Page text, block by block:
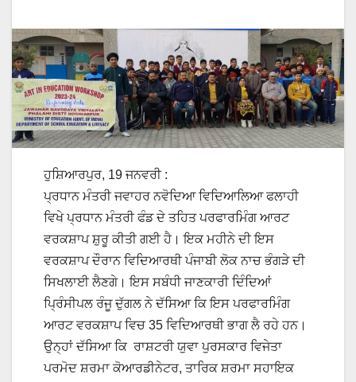
ਹੁਸ਼ਿਆਰਪੁਰ, 19 ਜਨਵਰੀ :
ਪ੍ਰਧਾਨ ਮੰਤਰੀ ਜਵਾਹਰ ਨਵੋਦਿਆ ਵਿਦਿਆਲਿਆ ਫਲਾਹੀ
ਵਿਖੇ ਪ੍ਰਧਾਨ ਮੰਤਰੀ ਫੰਡ ਦੇ ਤਹਿਤ ਪਰਫਾਰਮਿੰਗ ਆਰਟ
ਵਰਕਸ਼ਾਪ ਸ਼ੁਰੂ ਕੀਤੀ ਗਈ ਹੈ। ਇਕ ਮਹੀਨੇ ਦੀ ਇਸ
ਵਰਕਸ਼ਾਪ ਦੌਰਾਨ ਵਿਦਿਆਰਥੀ ਪੰਜਾਬੀ ਲੋਕ ਨਾਚ ਭੰਗੜੇ ਦੀ
ਸਿਖਲਾਈ ਲੈਣਗੇ। ਇਸ ਸਬੰਧੀ ਜਾਣਕਾਰੀ ਦਿੰਦਿਆਂ
ਪ੍ਰਿੰਸੀਪਲ ਰੰਜੂ ਦੁੱਗਲ ਨੇ ਦੱਸਿਆ ਕਿ ਇਸ ਪਰਫਾਰਮਿੰਗ
ਆਰਟ ਵਰਕਸ਼ਾਪ ਵਿਚ 35 ਵਿਦਿਆਰਥੀ ਭਾਗ ਲੈ ਰਹੇ ਹਨ।
ਉਨ੍ਹਾਂ ਦੱਸਿਆ ਕਿ ਰਾਸ਼ਟਰੀ ਯੁਵਾ ਪੁਰਸਕਾਰ ਵਿਜੇਤਾ
ਪਰਮੋਦ ਸ਼ਰਮਾ ਕੋਆਰਡੀਨੇਟਰ, ਤਾਰਿਕ ਸ਼ਰਮਾ ਸਹਾਇਕ